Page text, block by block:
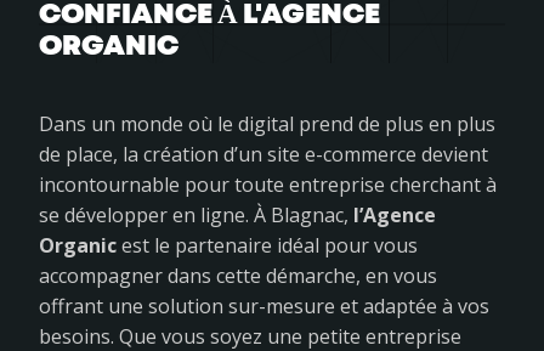
CONFIANCE À L'AGENCE
ORGANIC
Dans un monde où le digital prend de plus en plus
de place, la création d’un site e-commerce devient
incontournable pour toute entreprise cherchant à
se développer en ligne. À Blagnac, l’Agence
Organicest le partenaire idéal pour vous
accompagner dans cette démarche, en vous
offrant une solution sur-mesure et adaptée à vos
besoins. Que vous soyez une petite entreprise